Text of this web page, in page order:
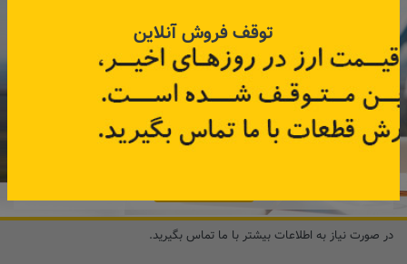
همین حالا ۱۵ هزار تومان کد‌تخفیف خرید
آنلاین
دریافت کنید.
در صورت نیاز به اطلاعات بیشتر با ما تماس بگیرید.
توقف فروش آنلاین